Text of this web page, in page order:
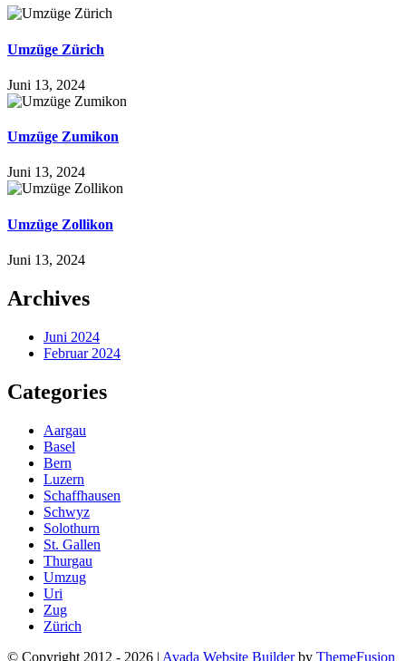
Umzüge Zürich
Juni 13, 2024
Umzüge Zumikon
Juni 13, 2024
Umzüge Zollikon
Juni 13, 2024
Archives
Juni 2024
Februar 2024
Categories
Aargau
Basel
Bern
Luzern
Schaffhausen
Schwyz
Solothurn
St. Gallen
Thurgau
Umzug
Uri
Zug
Zürich
© Copyright 2012 - 2026 | Avada Website Builderby ThemeFusion